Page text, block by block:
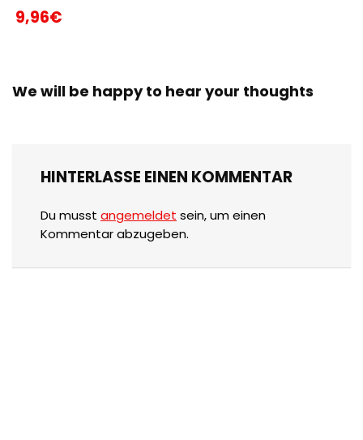
9,96€
We will be happy to hear your thoughts
HINTERLASSE EINEN KOMMENTAR
Du musst angemeldet sein, um einen
Kommentar abzugeben.